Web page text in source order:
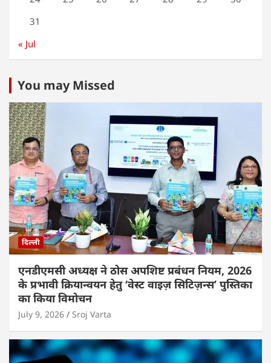
31
« Jul
You may Missed
दिल्ली
एनडीएमसी अध्यक्ष ने ठोस अपशिष्ट प्रबंधन नियम, 2026
के प्रभावी क्रियान्वयन हेतु ‘वेस्ट वाइज़ सिटिज़न्स’ पुस्तिका
का किया विमोचन
July 9, 2026 Sroj Varta